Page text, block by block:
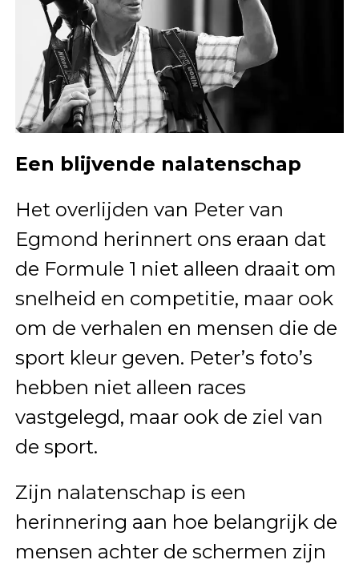
Een blijvende nalatenschap
Het overlijden van Peter van
Egmond herinnert ons eraan dat
de Formule 1 niet alleen draait om
snelheid en competitie, maar ook
om de verhalen en mensen die de
sport kleur geven. Peter’s foto’s
hebben niet alleen races
vastgelegd, maar ook de ziel van
de sport.
Zijn nalatenschap is een
herinnering aan hoe belangrijk de
mensen achter de schermen zijn